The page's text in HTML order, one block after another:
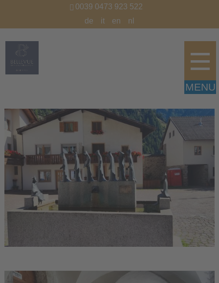
0039 0473 923 522
de
it en nl